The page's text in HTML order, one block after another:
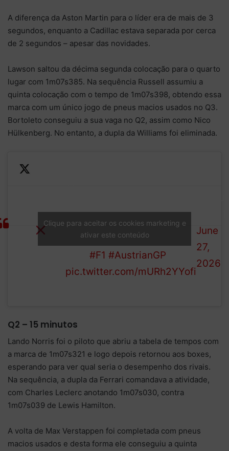
A diferença da Aston Martin para o líder era de mais de 3
segundos, enquanto a Cadillac estava separada por cerca
de 2 segundos – apesar das novidades.
Lawson saltou da décima segunda colocação para o quarto
lugar com 1m07s385. Na sequência Russell assumiu a
quinta colocação com o tempo de 1m07s398, obtendo essa
marca com um único jogo de pneus macios usados no Q3.
Bortoleto conseguiu a sua vaga no Q2, assim como Nico
Hülkenberg. No entanto, a dupla da Williams foi eliminada.
ELIMINATED
IN Q1
Bottas
Alonso
#F1 #AustrianGP
pic.twitter.com/mURh2YYofi
June
27,
2026
Clique para aceitar os cookies marketing e
ativar este conteúdo
Q2 – 15 minutos
Lando Norris foi o piloto que abriu a tabela de tempos com
a marca de 1m07s321 e logo depois retornou aos boxes,
esperando para ver qual seria o desempenho dos rivais.
Na sequência, a dupla da Ferrari comandava a atividade,
com Charles Leclerc anotando 1m07s030, contra
1m07s039 de Lewis Hamilton.
A volta de Max Verstappen foi completada com pneus
macios usados e desta forma ele conseguiu a quinta